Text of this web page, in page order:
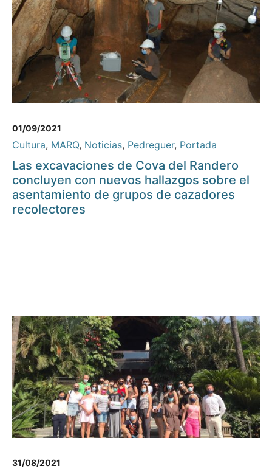
01/09/2021
Cultura, MARQ, Noticias, Pedreguer, Portada
Las excavaciones de Cova del Randero
concluyen con nuevos hallazgos sobre el
asentamiento de grupos de cazadores
recolectores
31/08/2021